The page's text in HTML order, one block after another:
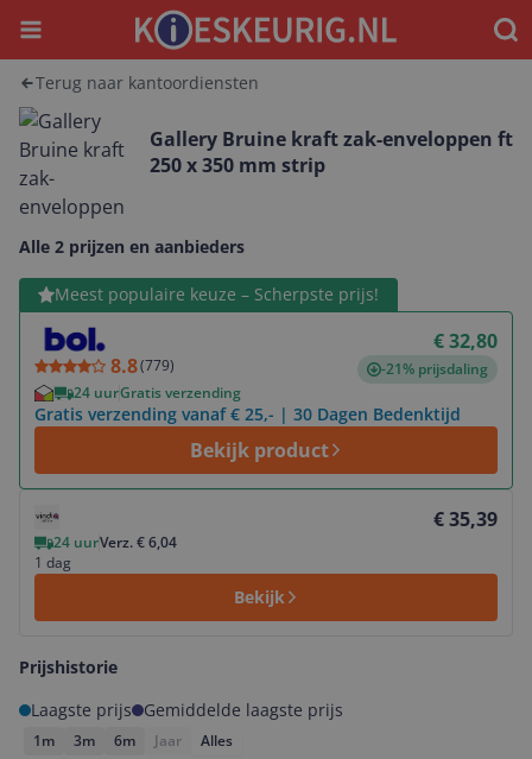
Menu
Terug naar kantoordiensten
Gallery Bruine kraft zak-enveloppen ft
250 x 350 mm strip
Alle 2 prijzen en aanbieders
Meest populaire keuze – Scherpste prijs!
8.8(779)
€ 32,80
-21% prijsdaling
24 uurGratis verzending
Gratis verzending vanaf € 25,- | 30 Dagen Bedenktijd
Bekijk product
Bekijk product
€ 35,39
24 uurVerz. € 6,04
1 dag
Bekijk
Prijshistorie
Laagste prijs
Gemiddelde laagste prijs
1m 3m 6m Jaar Alles